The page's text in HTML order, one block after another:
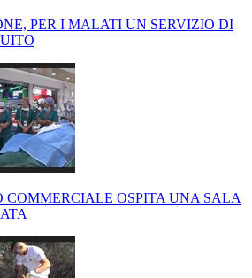
PER I MALATI UN SERVIZIO DI
COMMERCIALE OSPITA UNA SALA